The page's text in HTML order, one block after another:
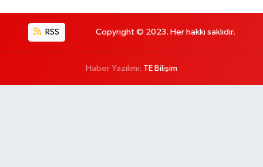
RSS Copyright © 2023. Her hakkı saklıdır.
Haber Yazılımı: TE Bilişim